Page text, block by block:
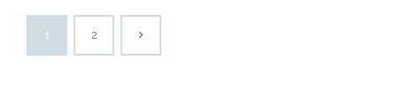
1 2